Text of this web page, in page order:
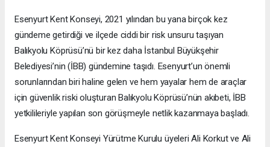
Esenyurt Kent Konseyi, 2021 yılından bu yana birçok kez
gündeme getirdiği ve ilçede ciddi bir risk unsuru taşıyan
Balıkyolu Köprüsü’nü bir kez daha İstanbul Büyükşehir
Belediyesi’nin (İBB) gündemine taşıdı. Esenyurt’un önemli
sorunlarından biri haline gelen ve hem yayalar hem de araçlar
için güvenlik riski oluşturan Balıkyolu Köprüsü’nün akıbeti, İBB
yetkilileriyle yapılan son görüşmeyle netlik kazanmaya başladı.
Esenyurt Kent Konseyi Yürütme Kurulu üyeleri Ali Korkut ve Ali